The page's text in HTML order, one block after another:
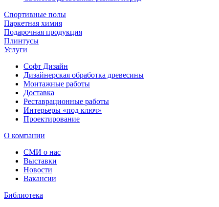
Спортивные полы
Паркетная химия
Подарочная продукция
Плинтусы
Услуги
Софт Дизайн
Дизайнерская обработка древесины
Монтажные работы
Доставка
Реставрационные работы
Интерьеры «под ключ»
Проектирование
О компании
СМИ о нас
Выставки
Новости
Вакансии
Библиотека